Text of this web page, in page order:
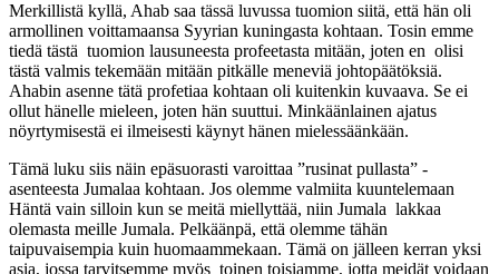
Merkillistä kyllä, Ahab saa tässä luvussa tuomion siitä, että hän oli
armollinen voittamaansa Syyrian kuningasta kohtaan. Tosin emme
tiedä tästä tuomion lausuneesta profeetasta mitään, joten en olisi
tästä valmis tekemään mitään pitkälle meneviä johtopäätöksiä.
Ahabin asenne tätä profetiaa kohtaan oli kuitenkin kuvaava. Se ei
ollut hänelle mieleen, joten hän suuttui. Minkäänlainen ajatus
nöyrtymisestä ei ilmeisesti käynyt hänen mielessäänkään.
Tämä luku siis näin epäsuorasti varoittaa ”rusinat pullasta” -
asenteesta Jumalaa kohtaan. Jos olemme valmiita kuuntelemaan
Häntä vain silloin kun se meitä miellyttää, niin Jumala lakkaa
olemasta meille Jumala. Pelkäänpä, että olemme tähän
taipuvaisempia kuin huomaammekaan. Tämä on jälleen kerran yksi
asia, jossa tarvitsemme myös toinen toisiamme, jotta meidät voidaan